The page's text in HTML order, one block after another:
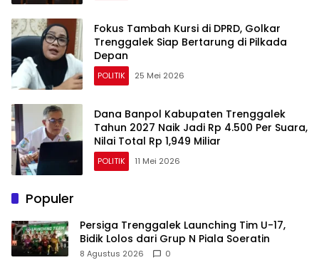
Fokus Tambah Kursi di DPRD, Golkar
Trenggalek Siap Bertarung di Pilkada
Depan
POLITIK 25 Mei 2026
Dana Banpol Kabupaten Trenggalek
Tahun 2027 Naik Jadi Rp 4.500 Per Suara,
Nilai Total Rp 1,949 Miliar
POLITIK 11 Mei 2026
Populer
Persiga Trenggalek Launching Tim U-17,
Bidik Lolos dari Grup N Piala Soeratin
8 Agustus 2026 0